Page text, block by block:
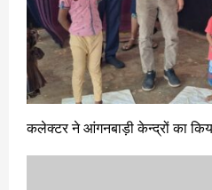
कलेक्टर ने आंगनबाड़ी केन्द्रों का